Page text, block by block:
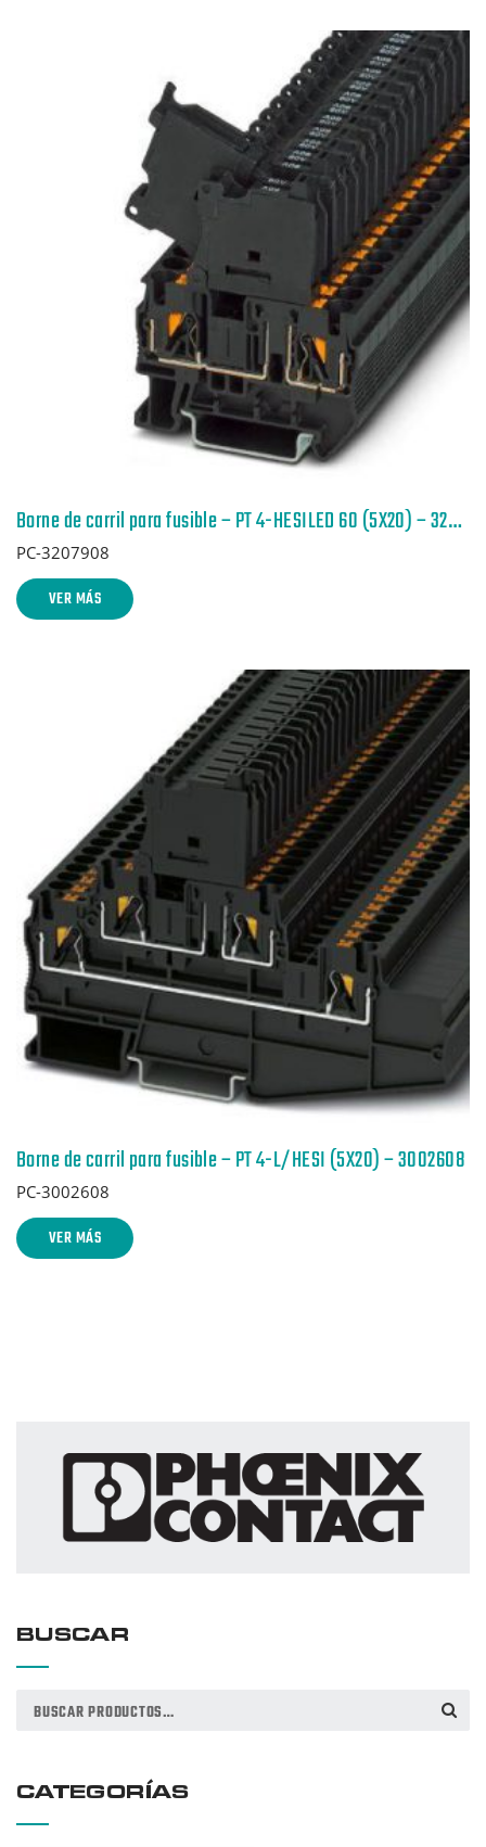
Borne de carril para fusible – PT 4-HESILED 60 (5X20) – 3207908
PC-3207908
VER MÁS
Borne de carril para fusible – PT 4-L/HESI (5X20) – 3002608
PC-3002608
VER MÁS
BUSCAR
Buscar
BUSCAR
CATEGORÍAS